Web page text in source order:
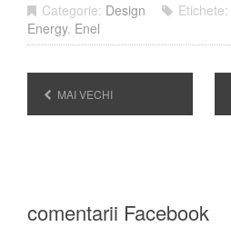
Categorie: Design Etichete:
Energy, Enel
MAI VECHI
comentarii Facebook